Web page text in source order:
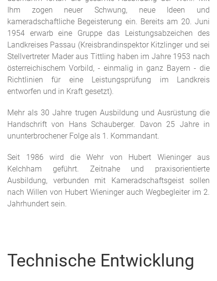
Ihm zogen neuer Schwung, neue Ideen und
kameradschaftliche Begeisterung ein. Bereits am 20. Juni
1954 erwarb eine Gruppe das Leistungsabzeichen des
Landkreises Passau (Kreisbrandinspektor Kitzlinger und sei
Stellvertreter Mader aus Tittling haben im Jahre 1953 nach
österreichischem Vorbild, - einmalig in ganz Bayern - die
Richtlinien für eine Leistungsprüfung im Landkreis
entworfen und in Kraft gesetzt).
Mehr als 30 Jahre trugen Ausbildung und Ausrüstung die
Handschrift von Hans Schauberger. Davon 25 Jahre in
ununterbrochener Folge als 1. Kommandant.
Seit 1986 wird die Wehr von Hubert Wieninger aus
Kelchham geführt. Zeitnahe und praxisorientierte
Ausbildung, verbunden mit Kameradschaftsgeist sollen
nach Willen von Hubert Wieninger auch Wegbegleiter im 2.
Jahrhundert sein.
Technische Entwicklung